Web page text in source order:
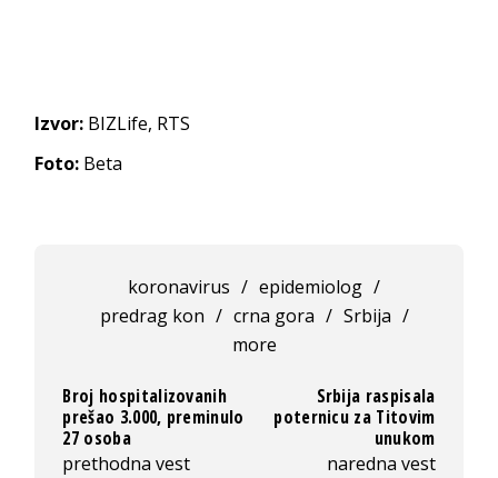
Izvor: BIZLife, RTS
Foto: Beta
koronavirus / epidemiolog /
predrag kon / crna gora / Srbija /
more
Broj hospitalizovanih
prešao 3.000, preminulo
27 osoba
prethodna vest
Srbija raspisala
poternicu za Titovim
unukom
naredna vest